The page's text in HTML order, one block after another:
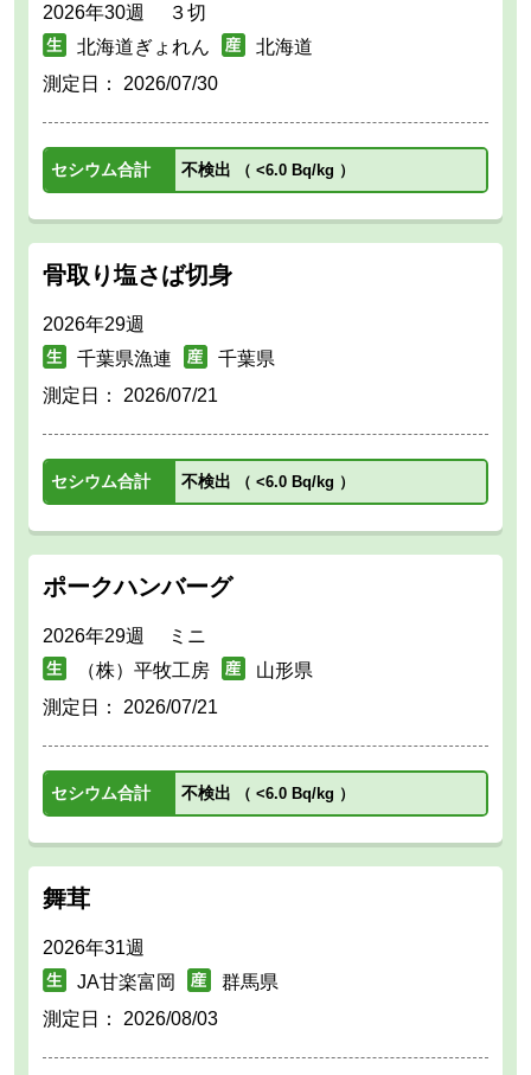
2026年30週 ３切
北海道ぎょれん
北海道
測定日： 2026/07/30
セシウム合計 不検出 （ <6.0 Bq/kg ）
骨取り塩さば切身
2026年29週
千葉県漁連
千葉県
測定日： 2026/07/21
セシウム合計 不検出 （ <6.0 Bq/kg ）
ポークハンバーグ
2026年29週 ミニ
（株）平牧工房
山形県
測定日： 2026/07/21
セシウム合計 不検出 （ <6.0 Bq/kg ）
舞茸
2026年31週
JA甘楽富岡
群馬県
測定日： 2026/08/03